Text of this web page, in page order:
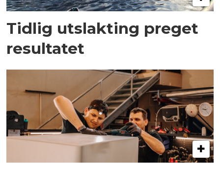
Tidlig utslakting preget
resultatet